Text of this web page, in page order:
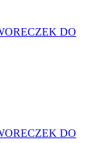
DO
DO